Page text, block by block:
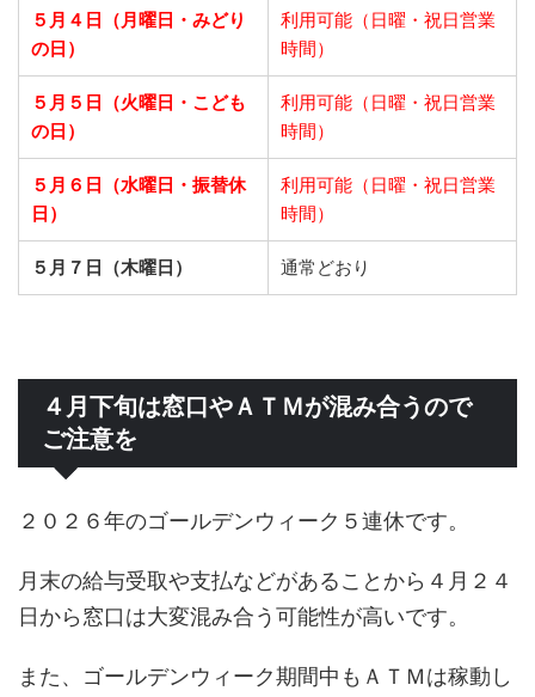
５月４日（月曜日・みどり
の日）
利用可能（日曜・祝日営業
時間）
５月５日（火曜日・こども
の日）
利用可能（日曜・祝日営業
時間）
５月６日（水曜日・振替休
日）
利用可能（日曜・祝日営業
時間）
５月７日（木曜日） 通常どおり
４月下旬は窓口やＡＴＭが混み合うので
ご注意を
２０２６年のゴールデンウィーク５連休です。
月末の給与受取や支払などがあることから４月２４
日から窓口は大変混み合う可能性が高いです。
また、ゴールデンウィーク期間中もＡＴＭは稼動し